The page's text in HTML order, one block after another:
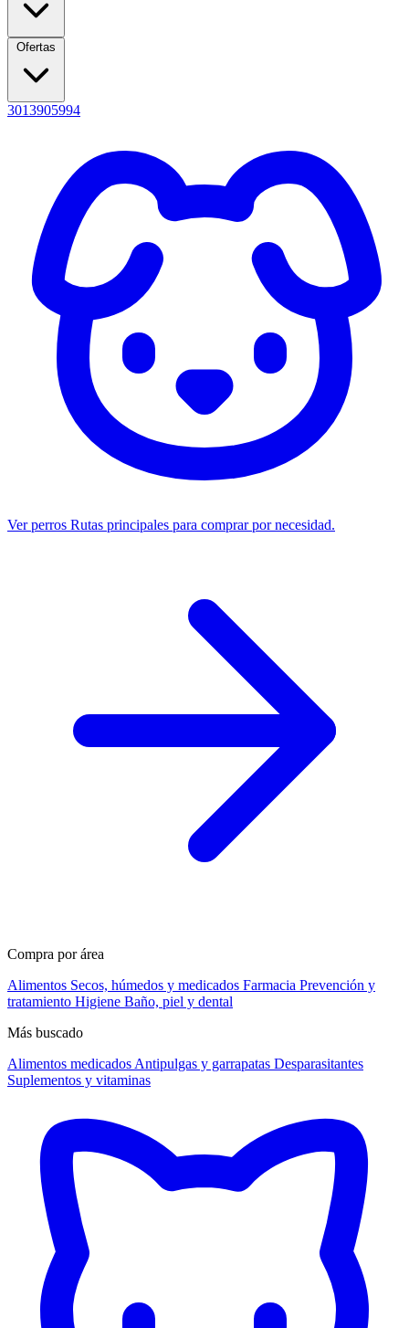
Ofertas
3013905994
Ver perros Rutas principales para comprar por necesidad.
Compra por área
Alimentos Secos, húmedos y medicados Farmacia Prevención y
tratamiento Higiene Baño, piel y dental
Más buscado
Alimentos medicados Antipulgas y garrapatas Desparasitantes
Suplementos y vitaminas